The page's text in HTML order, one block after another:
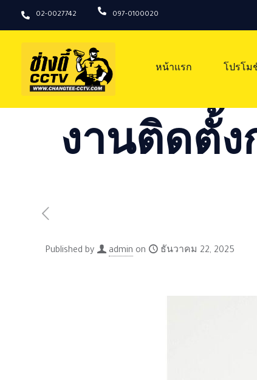
02-0027742 097-0100020
หน้าแรก โปรโม
งานติดตั้ง
Published by admin on ธันวาคม 22, 2025